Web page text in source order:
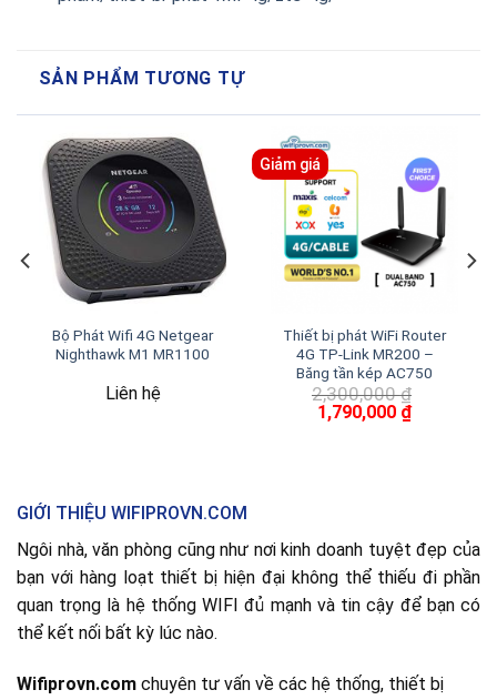
SẢN PHẨM TƯƠNG TỰ
Bộ Phát Wifi 4G Netgear
Nighthawk M1 MR1100
Liên hệ
Giảm giá
Thiết bị phát WiFi Router
4G TP-Link MR200 –
Băng tần kép AC750
2,300,000₫
Giá
gốc
1,790,000 ₫Giá
GIỚI THIỆU WIFIPROVN.COM
Ngôi nhà, văn phòng cũng như nơi kinh doanh tuyệt đẹp của
bạn với hàng loạt thiết bị hiện đại không thể thiếu đi phần
quan trọng là hệ thống WIFI đủ mạnh và tin cậy để bạn có
thể kết nối bất kỳ lúc nào.
Wifiprovn.com chuyên tư vấn về các hệ thống, thiết bị